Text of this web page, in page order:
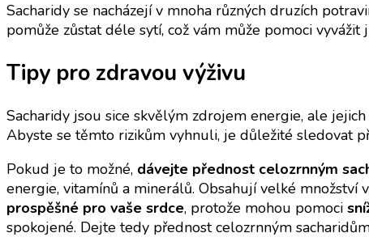
Sacharidy se nacházejí v mnoha různých druzích
pomůže zůstat déle sytí, což vám může pomoci vyvážit
Tipy pro zdravou výživu
Sacharidy jsou sice skvělým zdrojem energie, ale
Abyste se těmto rizikům vyhnuli, je důležité sledovat
Pokud je to možné, dávejte přednost celozrnným
energie, vitamínů a minerálů. Obsahují velké množství
prospěšné pro vaše srdce, protože mohou pomoci
spokojené. Dejte tedy přednost celozrnným